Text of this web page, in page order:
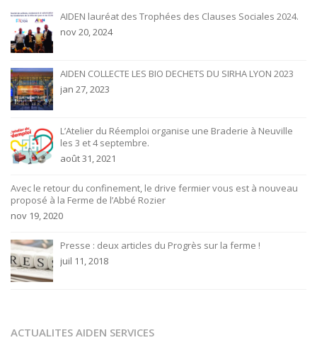
AIDEN lauréat des Trophées des Clauses Sociales 2024.
nov 20, 2024
AIDEN COLLECTE LES BIO DECHETS DU SIRHA LYON 2023
jan 27, 2023
L’Atelier du Réemploi organise une Braderie à Neuville
les 3 et 4 septembre.
août 31, 2021
Avec le retour du confinement, le drive fermier vous est à nouveau
proposé à la Ferme de l’Abbé Rozier
nov 19, 2020
Presse : deux articles du Progrès sur la ferme !
juil 11, 2018
ACTUALITES AIDEN SERVICES